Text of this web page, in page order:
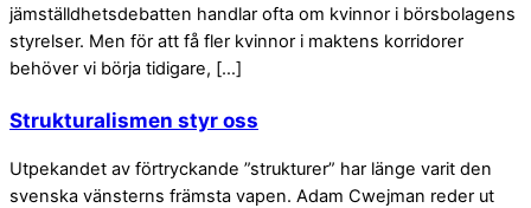
jämställdhetsdebatten handlar ofta om kvinnor i börsbolagens
styrelser. Men för att få fler kvinnor i maktens korridorer
behöver vi börja tidigare, […]
Strukturalismen styr oss
Utpekandet av förtryckande ”strukturer” har länge varit den
svenska vänsterns främsta vapen. Adam Cwejman reder ut